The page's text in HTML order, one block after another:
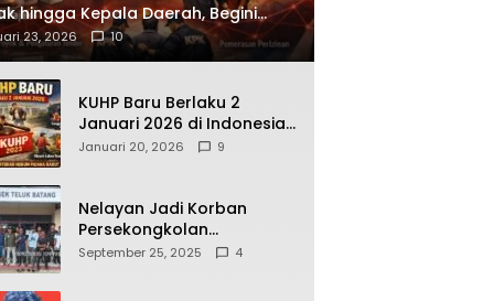
hingga Kepala Daerah, Begini
Korupsi yang Terbongkar
23, 2026 10
KUHP Baru Berlaku 2
Januari 2026 di Indonesia,
Apa Dampaknya bagi
Dipahami Publik
Januari 20, 2026 9
Nelayan Jadi Korban
Persekongkolan
Penyelewengan BBM
September 25, 2025 4